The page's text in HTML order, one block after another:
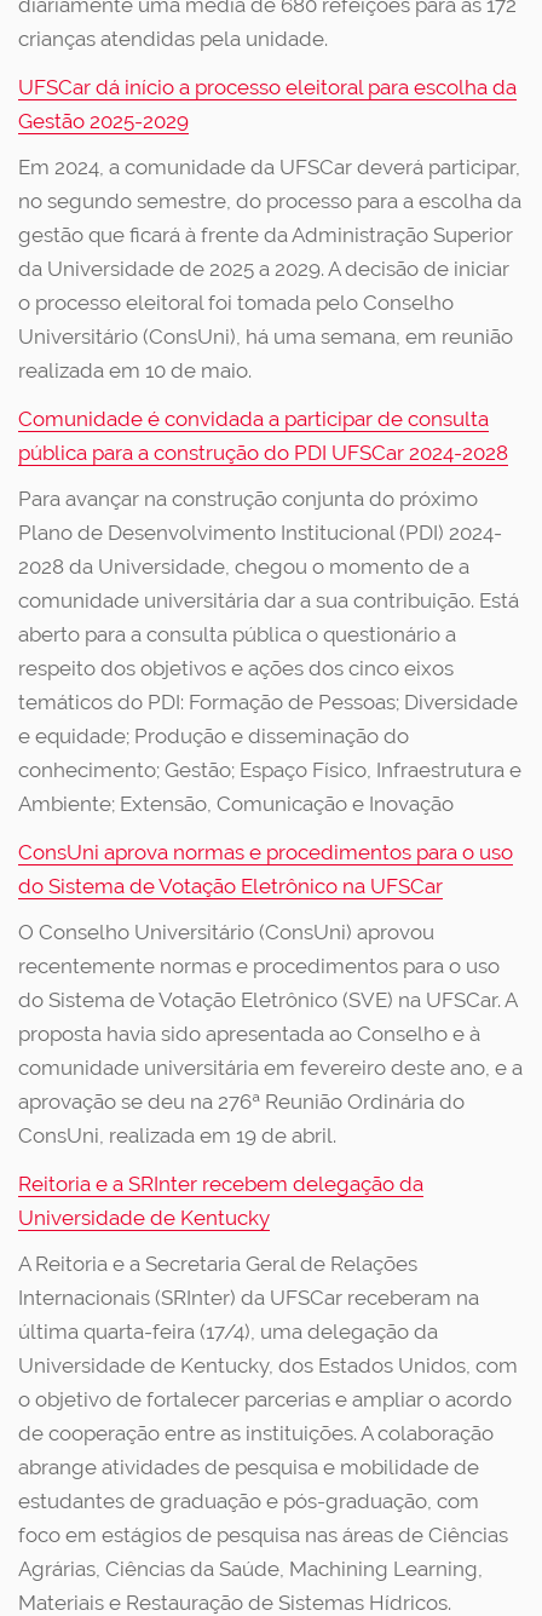
diariamente uma média de 680 refeições para as 172
crianças atendidas pela unidade.
UFSCar dá início a processo eleitoral para escolha da
Gestão 2025-2029
Em 2024, a comunidade da UFSCar deverá participar,
no segundo semestre, do processo para a escolha da
gestão que ficará à frente da Administração Superior
da Universidade de 2025 a 2029. A decisão de iniciar
o processo eleitoral foi tomada pelo Conselho
Universitário (ConsUni), há uma semana, em reunião
realizada em 10 de maio.
Comunidade é convidada a participar de consulta
pública para a construção do PDI UFSCar 2024-2028
Para avançar na construção conjunta do próximo
Plano de Desenvolvimento Institucional (PDI) 2024-
2028 da Universidade, chegou o momento de a
comunidade universitária dar a sua contribuição. Está
aberto para a consulta pública o questionário a
respeito dos objetivos e ações dos cinco eixos
temáticos do PDI: Formação de Pessoas; Diversidade
e equidade; Produção e disseminação do
conhecimento; Gestão; Espaço Físico, Infraestrutura e
Ambiente; Extensão, Comunicação e Inovação
ConsUni aprova normas e procedimentos para o uso
do Sistema de Votação Eletrônico na UFSCar
O Conselho Universitário (ConsUni) aprovou
recentemente normas e procedimentos para o uso
do Sistema de Votação Eletrônico (SVE) na UFSCar. A
proposta havia sido apresentada ao Conselho e à
comunidade universitária em fevereiro deste ano, e a
aprovação se deu na 276ª Reunião Ordinária do
ConsUni, realizada em 19 de abril.
Reitoria e a SRInter recebem delegação da
Universidade de Kentucky
A Reitoria e a Secretaria Geral de Relações
Internacionais (SRInter) da UFSCar receberam na
última quarta-feira (17/4), uma delegação da
Universidade de Kentucky, dos Estados Unidos, com
o objetivo de fortalecer parcerias e ampliar o acordo
de cooperação entre as instituições. A colaboração
abrange atividades de pesquisa e mobilidade de
estudantes de graduação e pós-graduação, com
foco em estágios de pesquisa nas áreas de Ciências
Agrárias, Ciências da Saúde, Machining Learning,
Materiais e Restauração de Sistemas Hídricos.